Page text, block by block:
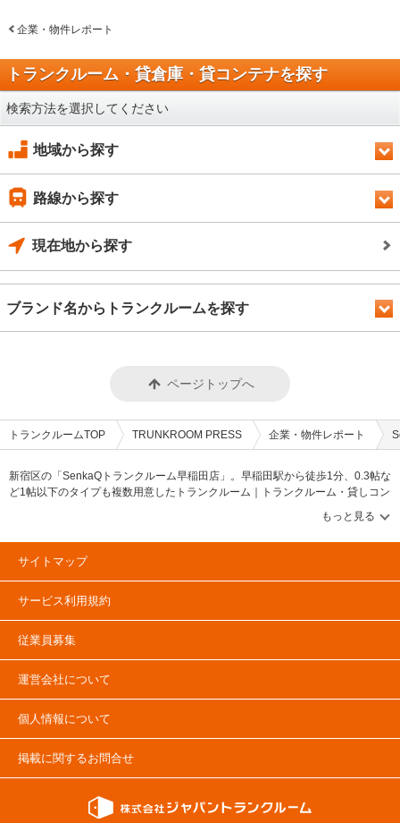
企業・物件レポート
トランクルーム・貸倉庫・貸コンテナを探す
検索方法を選択してください
地域から探す
路線から探す
現在地から探す
ブランド名からトランクルームを探す
ページトップへ
トランクルームTOP TRUNKROOM PRESS 企業・物件レポート
新宿区の「SenkaQトランクルーム早稲田店」。早稲田駅から徒歩1分、0.3帖な
ど1帖以下のタイプも複数用意したトランクルーム｜トランクルーム・貸しコン
テナ・バイクコンテナ等のニュースや情報を伝えるWEBメディア【トランクル
ームプレス/TRUNKROOM PRESS】トランクルーム・貸しコンテナ・バイクコ
ンテナ等のニュースや情報を伝えるメディアです。トランクルーム市場や貸し
コンテナに関する「PRESS特集」&「協会ニュース」、トランクルームや貸し
タ・ランキング」&「建物・土地活用（資産運用）」とトランクルーム・貸しコ
ンテナ市場の情報に関する「トランクルームマーケット」コンテンツも確認可
能です。トランクルームや貸しコンテナ、バイクコンテナのユーザーインタビ
サイトマップ
サービス利用規約
従業員募集
運営会社について
個人情報について
掲載に関するお問合せ